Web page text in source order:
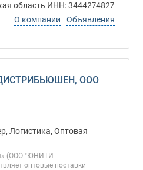
область ИНН: 3444274827
О компании
Объявления
ООО
Логистика, Оптовая
(ООО "ЮНИТИ
оптовые поставки